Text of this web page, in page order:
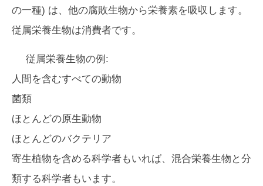
の一種) は、他の腐敗生物から栄養素を吸収します。
従属栄養生物は消費者です。
従属栄養生物の例:
人間を含むすべての動物
菌類
ほとんどの原生動物
ほとんどのバクテリア
寄生植物を含める科学者もいれば、混合栄養生物と分
類する科学者もいます。